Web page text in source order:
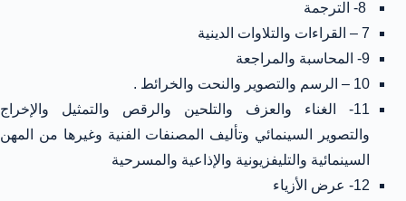
7 – القراءات والتلاوات الدينية
9- المحاسبة والمراجعة
10 – الرسم والتصوير والنحت والخرائط .
11- الغناء والعزف والتلحين والرقص والتمثيل والإخراج
والتصوير السينمائي وتأليف المصنفات الفنية وغيرها من المهن
السينمائية والتليفزيونية والإذاعية والمسرحية
12- عرض الأزياء